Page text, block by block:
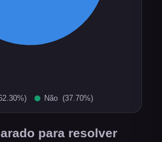
para resolver